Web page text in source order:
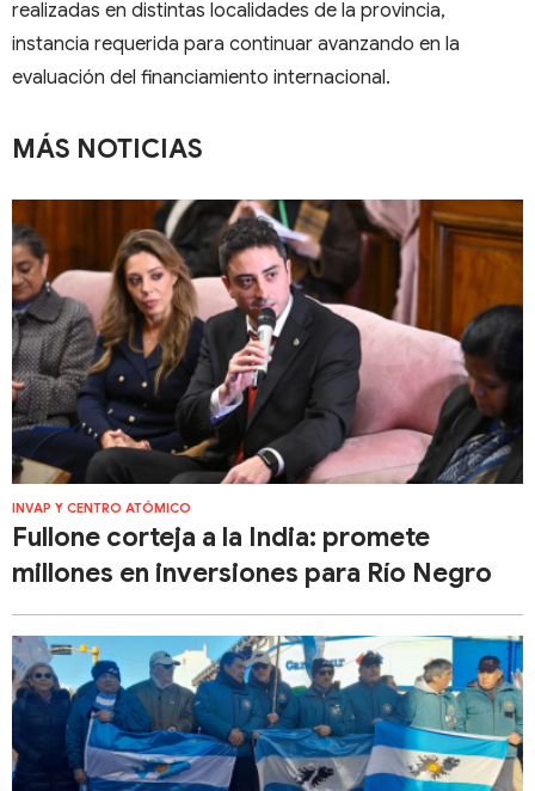
realizadas en distintas localidades de la provincia,
instancia requerida para continuar avanzando en la
evaluación del financiamiento internacional.
MÁS NOTICIAS
INVAP Y CENTRO ATÓMICO
Fullone corteja a la India: promete
millones en inversiones para Río Negro